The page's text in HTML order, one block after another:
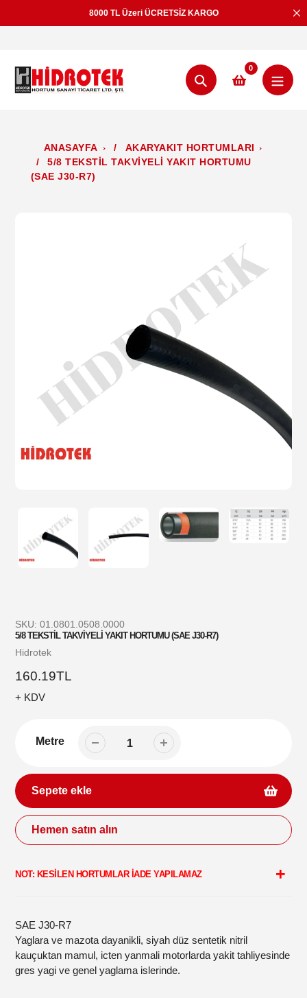
geç
8000 TL Üzeri ÜCRETSİZ KARGO
Aramak
0
ANASAYFA /
AKARYAKIT HORTUMLARI
/
5/8 TEKSTİL TAKVİYELİ YAKIT HORTUMU
(SAE J30-R7)
SKU: 01.0801.0508.0000
5/8 TEKSTİL TAKVİYELİ YAKIT HORTUMU (SAE J30-R7)
Satıcı
Hidrotek
Normal
fiyat
160.19TL
+ KDV
Metre
Sepete ekle
Hemen satın alın
ürün
NOT: KESİLEN HORTUMLAR İADE YAPILAMAZ
SAE J30-R7
Yaglara ve mazota dayanikli, siyah düz sentetik nitril
kauçuktan mamul, icten yanmali motorlarda yakit tahliyesinde
gres yagi ve genel yaglama islerinde.